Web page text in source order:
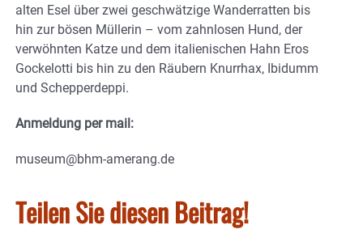
alten Esel über zwei geschwätzige Wanderratten bis
hin zur bösen Müllerin – vom zahnlosen Hund, der
verwöhnten Katze und dem italienischen Hahn Eros
Gockelotti bis hin zu den Räubern Knurrhax, Ibidumm
und Schepperdeppi.
Anmeldung per mail:
museum@bhm-amerang.de
Teilen Sie diesen Beitrag!